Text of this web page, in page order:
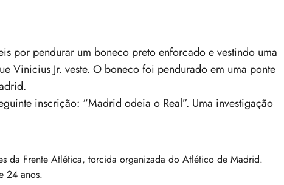
por pendurar um boneco preto enforcado e vestindo uma
Vinicius Jr. veste. O boneco foi pendurado em uma ponte
inscrição: “Madrid odeia o Real”. Uma investigação
da Frente Atlética, torcida organizada do Atlético de Madrid.
24 anos.